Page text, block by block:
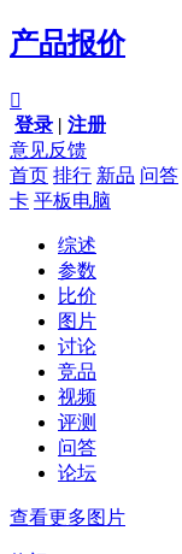
产品报价

登录 | 注册
意见反馈
首页 排行 新品 问答
卡 平板电脑
综述
参数
比价
图片
讨论
竞品
视频
评测
问答
论坛
查看更多图片